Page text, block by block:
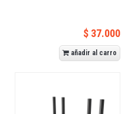
$ 37.000
añadir al carro